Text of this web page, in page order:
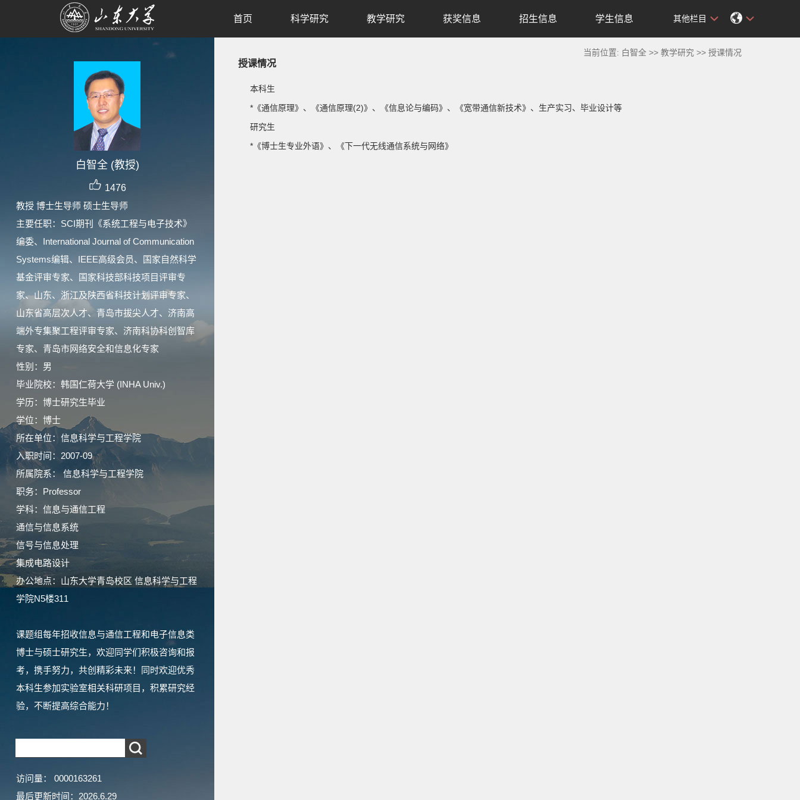
白智全 (教授)
1476
教授 博士生导师 硕士生导师
主要任职：SCI期刊《系统工程与电子技术》
编委、International Journal of Communication
Systems编辑、IEEE高级会员、国家自然科学
基金评审专家、国家科技部科技项目评审专
家、山东、浙江及陕西省科技计划评审专家、
山东省高层次人才、青岛市拔尖人才、济南高
端外专集聚工程评审专家、济南科协科创智库
专家、青岛市网络安全和信息化专家
性别：男
毕业院校：韩国仁荷大学 (INHA Univ.)
学历：博士研究生毕业
学位：博士
所在单位：信息科学与工程学院
入职时间：2007-09
所属院系： 信息科学与工程学院
职务：Professor
学科：信息与通信工程
通信与信息系统
信号与信息处理
集成电路设计
办公地点：山东大学青岛校区 信息科学与工程
学院N5楼311
课题组每年招收信息与通信工程和电子信息类
博士与硕士研究生，欢迎同学们积极咨询和报
考，携手努力，共创精彩未来！同时欢迎优秀
本科生参加实验室相关科研项目，积累研究经
验，不断提高综合能力！
访问量： 0000163261
最后更新时间： 2026.6.29
首页 科学研究 教学研究 获奖信息 招生信息 学生信息 其他栏目
授课情况
当前位置: 白智全 >>教学研究 >>授课情况
本科生
*《通信原理》、《通信原理(2)》、《信息论与编码》、《宽带通信新技术》、生产实习、毕业设计等
研究生
*《博士生专业外语》、《下一代无线通信系统与网络》